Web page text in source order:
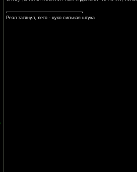
Реал затянул, лето - цуко сильная штука